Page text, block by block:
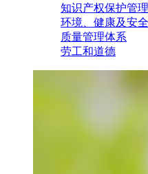
知识产权保护管
环境、健康及安
质量管理体系
劳工和道德